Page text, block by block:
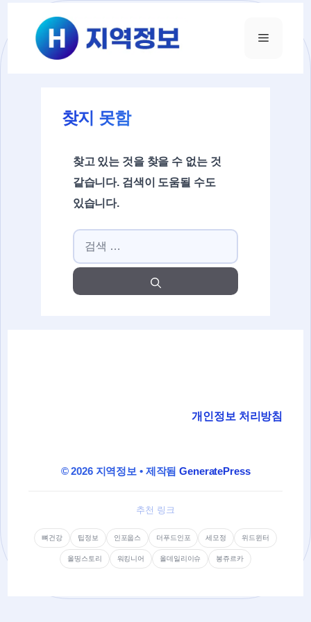
건너뛰기
메뉴
찾지 못함
찾고 있는 것을 찾을 수 없는 것
같습니다. 검색이 도움될 수도
있습니다.
검색:
개인정보 처리방침
© 2026 지역정보 • 제작됨GeneratePress
추천 링크
뼈건강 팁정보 인포웁스 더푸드인포 세모정 위드윈터
올띵스토리 워킹니어 올데일리이슈 봉쥬르카